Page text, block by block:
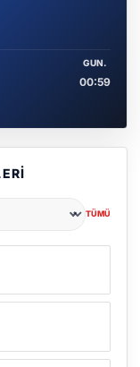
GUN.
00:59
TÜMÜ